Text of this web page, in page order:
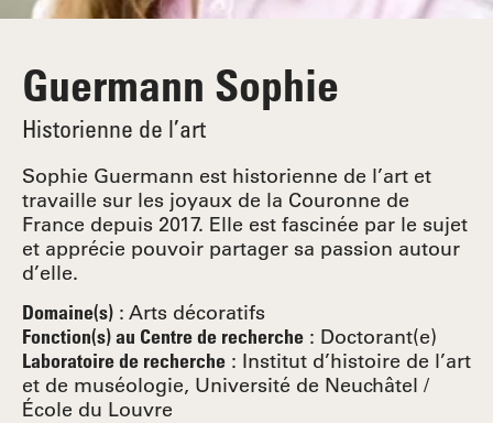
Guermann Sophie
Historienne de l’art
Sophie Guermann est historienne de l’art et
travaille sur les joyaux de la Couronne de
France depuis 2017. Elle est fascinée par le sujet
et apprécie pouvoir partager sa passion autour
d’elle.
Domaine(s) : Arts décoratifs
Fonction(s) au Centre de recherche : Doctorant(e)
Laboratoire de recherche : Institut d’histoire de l’art
et de muséologie, Université de Neuchâtel /
École du Louvre